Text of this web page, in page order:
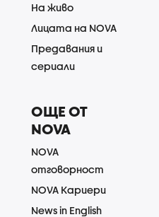
На живо
Лицата на NOVA
Предавания и
сериали
ОЩЕ ОТ
NOVA
NOVA
отговорност
NOVA Кариери
News in English